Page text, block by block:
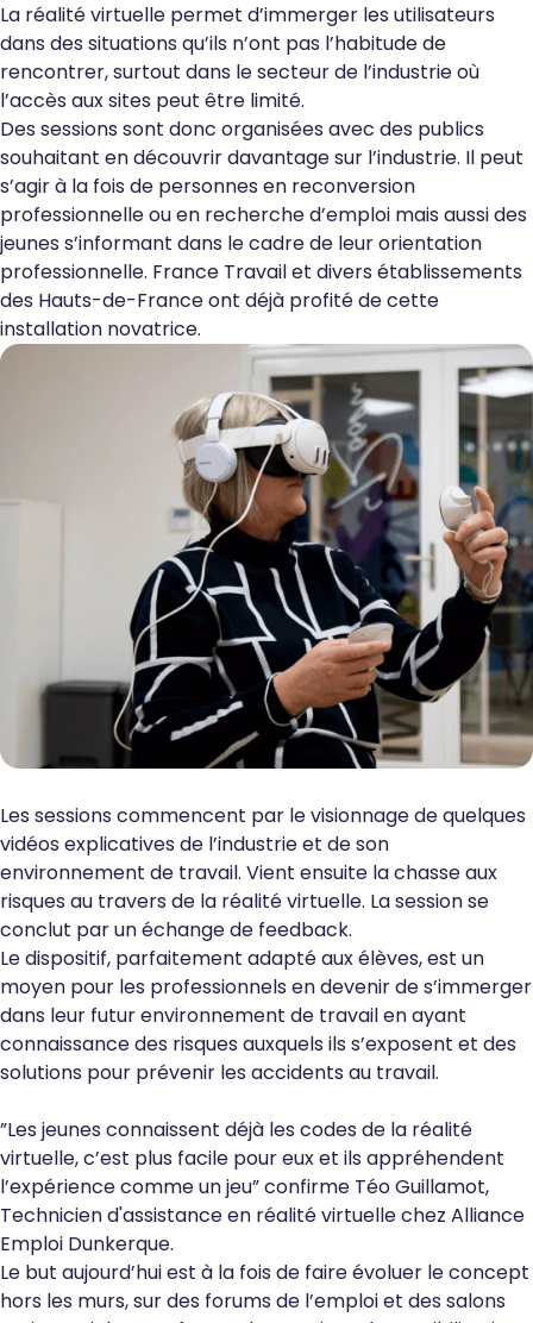
La réalité virtuelle permet d’immerger les utilisateurs
dans des situations qu’ils n’ont pas l’habitude de
rencontrer, surtout dans le secteur de l’industrie où
l’accès aux sites peut être limité.
Des sessions sont donc organisées avec des publics
souhaitant en découvrir davantage sur l’industrie. Il peut
s’agir à la fois de personnes en reconversion
professionnelle ou en recherche d’emploi mais aussi des
jeunes s’informant dans le cadre de leur orientation
professionnelle. France Travail et divers établissements
des Hauts-de-France ont déjà profité de cette
installation novatrice.
Les sessions commencent par le visionnage de quelques
vidéos explicatives de l’industrie et de son
environnement de travail. Vient ensuite la chasse aux
risques au travers de la réalité virtuelle. La session se
conclut par un échange de feedback.
Le dispositif, parfaitement adapté aux élèves, est un
moyen pour les professionnels en devenir de s’immerger
dans leur futur environnement de travail en ayant
connaissance des risques auxquels ils s’exposent et des
solutions pour prévenir les accidents au travail.
”Les jeunes connaissent déjà les codes de la réalité
virtuelle, c’est plus facile pour eux et ils appréhendent
l’expérience comme un jeu” confirme Téo Guillamot,
Technicien d'assistance en réalité virtuelle chez Alliance
Emploi Dunkerque.
Le but aujourd’hui est à la fois de faire évoluer le concept
hors les murs, sur des forums de l’emploi et des salons